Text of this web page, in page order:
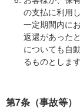
の支払に利用
一定期間内に
返還があった
についても自
るものとします
第7条（事故等）